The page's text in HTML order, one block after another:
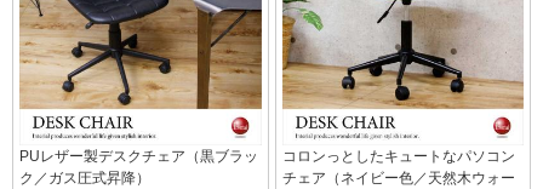
PUレザー製デスクチェア（黒ブラッ
ク／ガス圧式昇降）
コロンっとしたキュートなパソコン
チェア（ネイビー色／天然木ウォー